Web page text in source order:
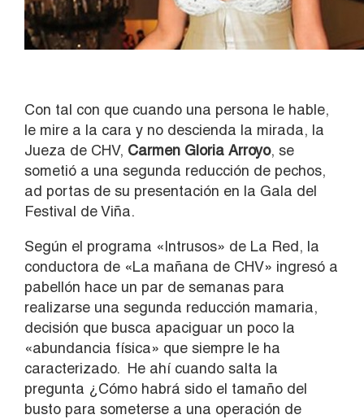
Con tal con que cuando una persona le hable,
le mire a la cara y no descienda la mirada, la
Jueza de CHV, Carmen Gloria Arroyo, se
sometió a una segunda reducción de pechos,
ad portas de su presentación en la Gala del
Festival de Viña.
Según el programa «Intrusos» de La Red, la
conductora de «La mañana de CHV» ingresó a
pabellón hace un par de semanas para
realizarse una segunda reducción mamaria,
decisión que busca apaciguar un poco la
«abundancia física» que siempre le ha
caracterizado. He ahí cuando salta la
pregunta ¿Cómo habrá sido el tamaño del
busto para someterse a una operación de